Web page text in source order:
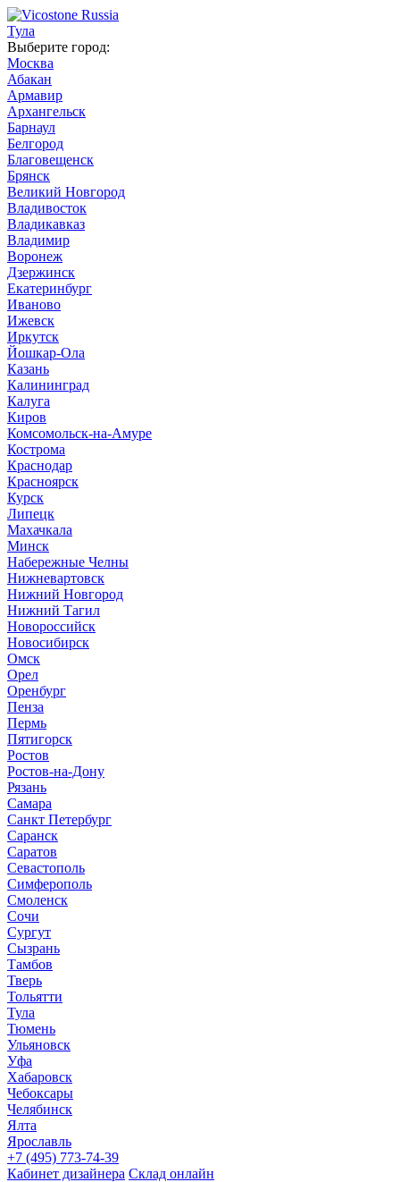
Тула
Выберите город:
Москва
Абакан
Армавир
Архангельск
Барнаул
Белгород
Благовещенск
Брянск
Великий Новгород
Владивосток
Владикавказ
Владимир
Воронеж
Дзержинск
Екатеринбург
Иваново
Ижевск
Иркутск
Йошкар-Ола
Казань
Калининград
Калуга
Киров
Комсомольск-на-Амуре
Кострома
Краснодар
Красноярск
Курск
Липецк
Махачкала
Минск
Набережные Челны
Нижневартовск
Нижний Новгород
Нижний Тагил
Новороссийск
Новосибирск
Омск
Орел
Оренбург
Пенза
Пермь
Пятигорск
Ростов
Ростов-на-Дону
Рязань
Самара
Санкт Петербург
Саранск
Саратов
Севастополь
Симферополь
Смоленск
Сочи
Сургут
Сызрань
Тамбов
Тверь
Тольятти
Тула
Тюмень
Ульяновск
Уфа
Хабаровск
Чебоксары
Челябинск
Ялта
Ярославль
+7 (495) 773-74-39
Кабинет дизайнера Склад онлайн